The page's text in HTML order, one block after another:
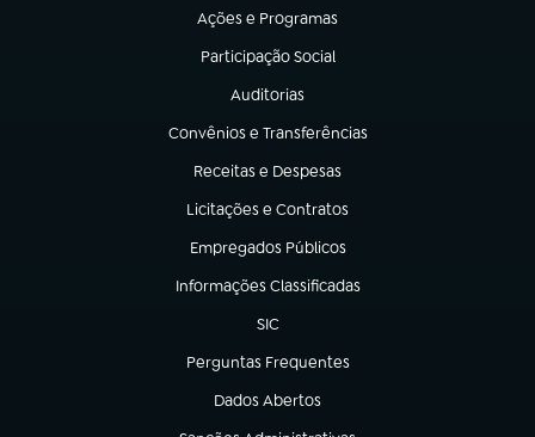
Ações e Programas
(abre em nova aba)
Participação Social
(abre em nova aba)
Auditorias
(abre em nova aba)
Convênios e Transferências
(abre em nova aba)
Receitas e Despesas
(abre em nova aba)
Licitações e Contratos
(abre em nova aba)
Empregados Públicos
(abre em nova aba)
Informações Classificadas
(abre em nova aba)
SIC
(abre em nova aba)
Perguntas Frequentes
(abre em nova aba)
Dados Abertos
(abre em nova aba)